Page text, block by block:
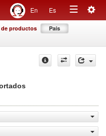
En Es
Toggle
productos País